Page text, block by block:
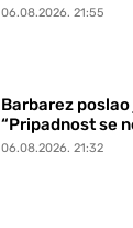
06.08.2026. 21:55
Barbarez
“Pripadnost se
06.08.2026. 21:32